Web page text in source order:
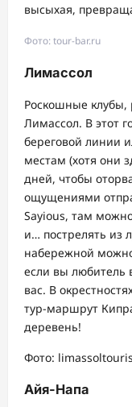
высыхая,
Фото: tour-bar.ru
Лимассол
Роскошные
Лимассол. В этот
береговой линии
местам (хотя они
дней, чтобы
ощущениями
Sayious, там
и… пострелять из
набережной можно
если вы любитель
вас. В
тур-маршрут
деревень!
Фото:
Айя-Напа